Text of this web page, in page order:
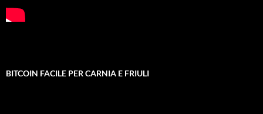
BITCOIN FACILE PER CARNIA E FRIULI